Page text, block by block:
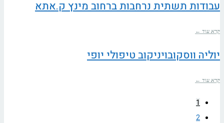
עבודות תשתית נרחבות ברחוב מינץ ק.אתא
קרא עוד ←
יוליה ווסקובויניקוב טיפולי יופי
קרא עוד ←
1
2